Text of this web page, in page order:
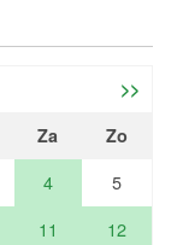
>>
Za Zo
4
5
11
12